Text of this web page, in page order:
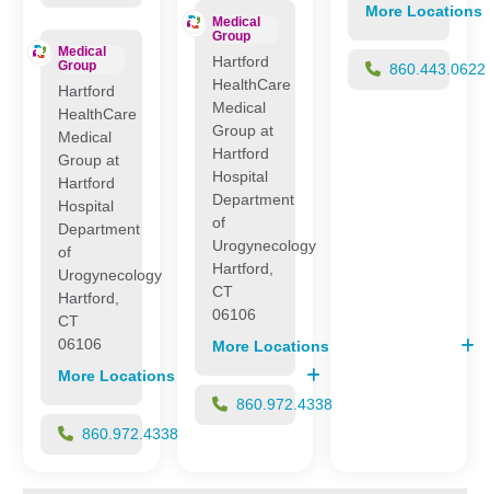
Medical
Group
Hartford
HealthCare
Medical
Group at
Hartford
Hospital
Department
of
Urogynecology
Hartford,
CT
06106
More Locations
860.972.4338
Medical
Group
Hartford
HealthCare
Medical
Group at
Hartford
Hospital
Department
of
Urogynecology
Hartford,
CT
06106
More Locations
860.972.4338
More Locations
860.443.0622